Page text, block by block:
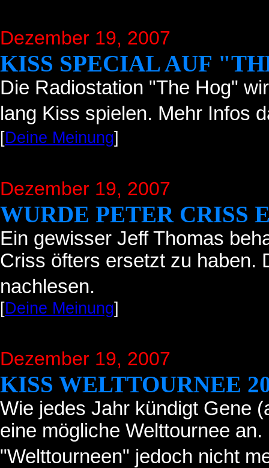
Dezember 19, 2007
KISS SPECIAL AUF
Die Radiostation "The Hog"
lang Kiss spielen. Mehr Infos
[Deine Meinung]
Dezember 19, 2007
WURDE PETER CRISS
Ein gewisser Jeff Thomas
Criss öfters ersetzt zu haben.
nachlesen.
[Deine Meinung]
Dezember 19, 2007
KISS WELTTOURNEE
Wie jedes Jahr kündigt Gene
eine mögliche Welttournee
"Welttourneen" jedoch nicht